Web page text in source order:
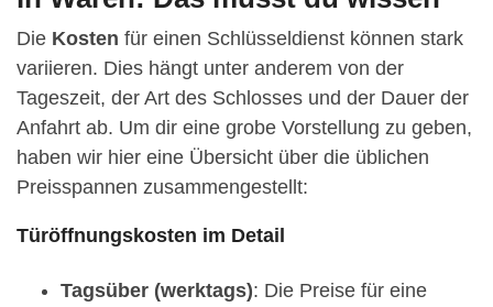
Die Kosten für einen Schlüsseldienst können stark
variieren. Dies hängt unter anderem von der
Tageszeit, der Art des Schlosses und der Dauer der
Anfahrt ab. Um dir eine grobe Vorstellung zu geben,
haben wir hier eine Übersicht über die üblichen
Preisspannen zusammengestellt:
Türöffnungskosten im Detail
Tagsüber (werktags): Die Preise für eine